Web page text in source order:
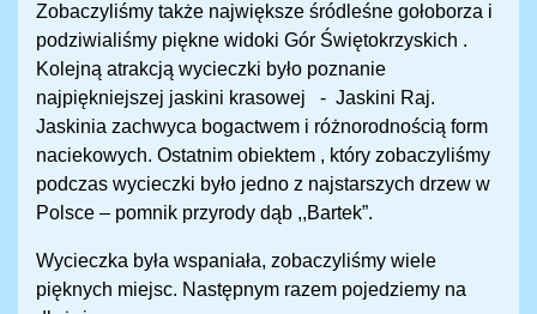
Zobaczyliśmy także największe śródleśne gołoborza i
podziwialiśmy piękne widoki Gór Świętokrzyskich .
Kolejną atrakcją wycieczki było poznanie
najpiękniejszej jaskini krasowej - Jaskini Raj.
Jaskinia zachwyca bogactwem i różnorodnością form
naciekowych. Ostatnim obiektem , który zobaczyliśmy
podczas wycieczki było jedno z najstarszych drzew w
Polsce – pomnik przyrody dąb ,,Bartek”.
Wycieczka była wspaniała, zobaczyliśmy wiele
pięknych miejsc. Następnym razem pojedziemy na